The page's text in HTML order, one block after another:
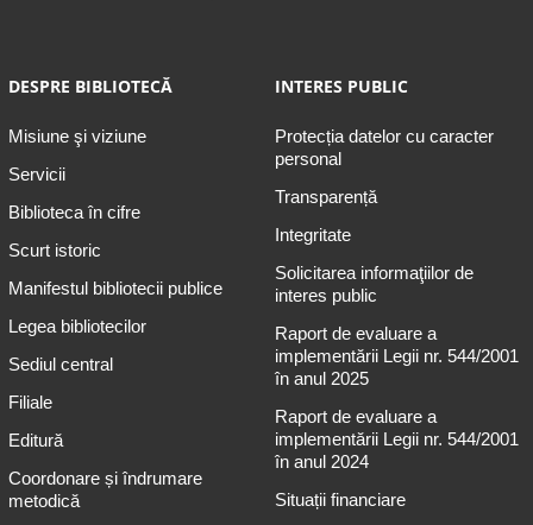
DESPRE BIBLIOTECĂ
Misiune şi viziune
Servicii
Biblioteca în cifre
Scurt istoric
Manifestul bibliotecii publice
Legea bibliotecilor
Sediul central
Filiale
Editură
Coordonare și îndrumare
metodică
INTERES PUBLIC
Protecția datelor cu caracter
personal
Transparență
Integritate
Solicitarea informaţiilor de
interes public
Raport de evaluare a
implementării Legii nr. 544/2001
în anul 2025
Raport de evaluare a
implementării Legii nr. 544/2001
în anul 2024
Situații financiare